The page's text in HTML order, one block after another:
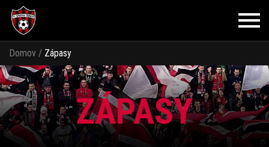
Domov / Zápasy
ZÁPASY